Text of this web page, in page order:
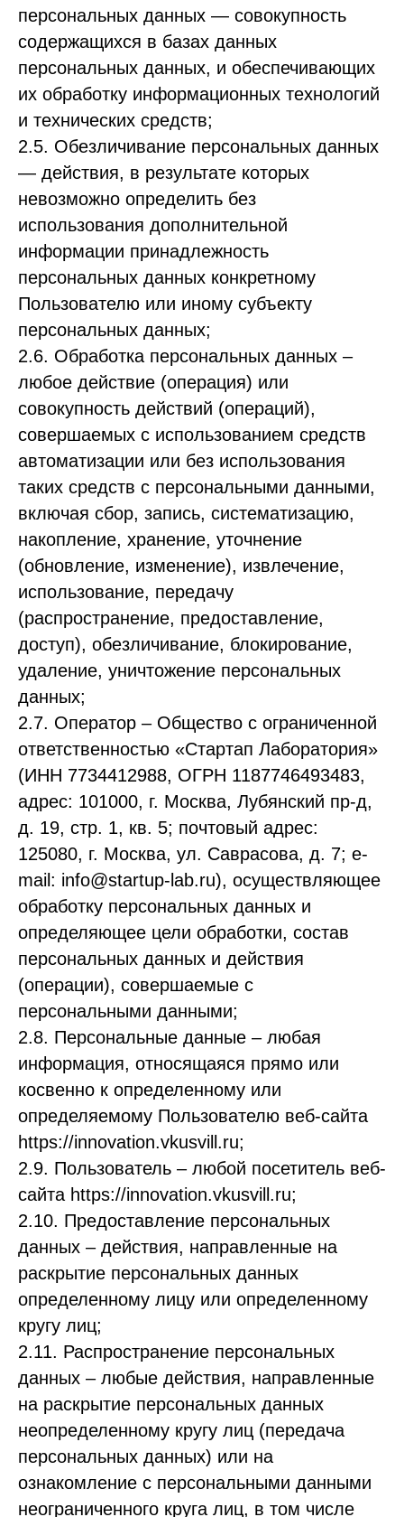
персональных данных — совокупность
содержащихся в базах данных
персональных данных, и обеспечивающих
их обработку информационных технологий
и технических средств;
2.5. Обезличивание персональных данных
— действия, в результате которых
невозможно определить без
использования дополнительной
информации принадлежность
персональных данных конкретному
Пользователю или иному субъекту
персональных данных;
2.6. Обработка персональных данных –
любое действие (операция) или
совокупность действий (операций),
совершаемых с использованием средств
автоматизации или без использования
таких средств с персональными данными,
включая сбор, запись, систематизацию,
накопление, хранение, уточнение
(обновление, изменение), извлечение,
использование, передачу
(распространение, предоставление,
доступ), обезличивание, блокирование,
удаление, уничтожение персональных
данных;
2.7. Оператор – Общество с ограниченной
ответственностью «Стартап Лаборатория»
(ИНН 7734412988, ОГРН 1187746493483,
адрес: 101000, г. Москва, Лубянский пр-д,
д. 19, стр. 1, кв. 5; почтовый адрес:
125080, г. Москва, ул. Саврасова, д. 7; e-
mail: info@startup-lab.ru), осуществляющее
обработку персональных данных и
определяющее цели обработки, состав
персональных данных и действия
(операции), совершаемые с
персональными данными;
2.8. Персональные данные – любая
информация, относящаяся прямо или
косвенно к определенному или
определяемому Пользователю веб-сайта
https://innovation.vkusvill.ru;
2.9. Пользователь – любой посетитель веб-
сайта https://innovation.vkusvill.ru;
2.10. Предоставление персональных
данных – действия, направленные на
раскрытие персональных данных
определенному лицу или определенному
кругу лиц;
2.11. Распространение персональных
данных – любые действия, направленные
на раскрытие персональных данных
неопределенному кругу лиц (передача
персональных данных) или на
ознакомление с персональными данными
неограниченного круга лиц, в том числе